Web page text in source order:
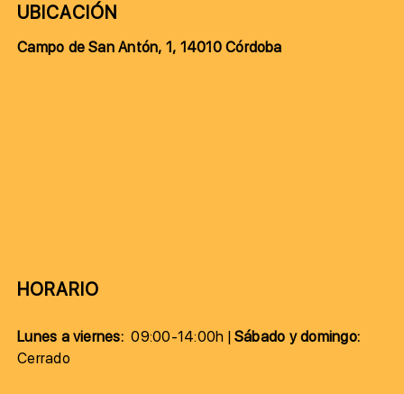
UBICACIÓN
Campo de San Antón, 1, 14010 Córdoba
HORARIO
Lunes a viernes:09:00-14:00h |Sábado y domingo:
Cerrado